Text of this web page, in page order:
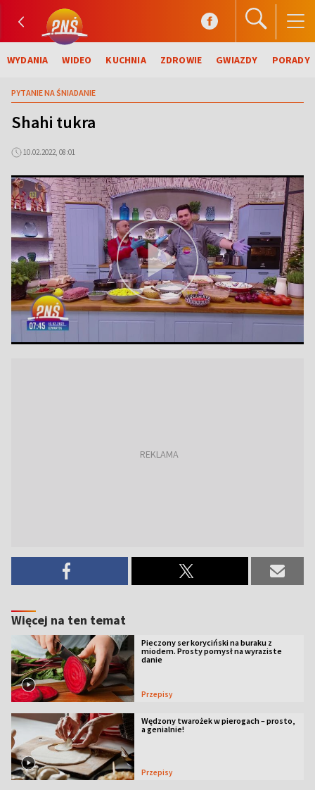
WYDANIA WIDEO KUCHNIA ZDROWIE GWIAZDY PORADY
PYTANIE NA ŚNIADANIE
Shahi tukra
10.02.2022, 08:01
Więcej na ten temat
Pieczony ser koryciński na buraku z
miodem. Prosty pomysł na wyraziste
danie
Przepisy
Wędzony twarożek w pierogach – prosto,
a genialnie!
Przepisy